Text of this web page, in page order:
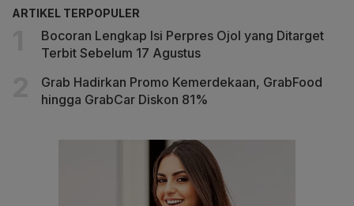
ARTIKEL TERPOPULER
Bocoran Lengkap Isi Perpres Ojol yang Ditarget
Terbit Sebelum 17 Agustus
Grab Hadirkan Promo Kemerdekaan, GrabFood
hingga GrabCar Diskon 81%